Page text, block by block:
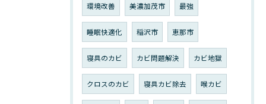
環境改善 美濃加茂市 最強
睡眠快適化 稲沢市 恵那市
寝具のカビ カビ問題解決 カビ地獄
クロスのカビ 寝具カビ除去 喉カビ